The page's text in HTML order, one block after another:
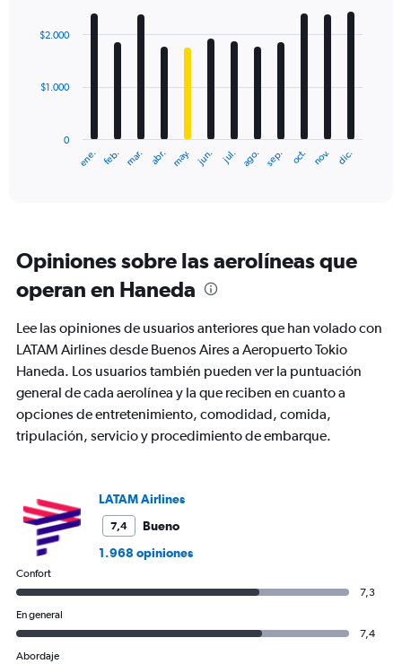
with
12
The
categories.
chart
1
Y
axis
values.
Range:
0
ene. feb. mar. abr. may. jun. jul. ago. sep. oct. nov. dic.
0
$1.000
$2.000
Opiniones sobre las aerolíneas que
operan en Haneda
Lee las opiniones de usuarios anteriores que han volado con
LATAM Airlines desde Buenos Aires a Aeropuerto Tokio
Haneda. Los usuarios también pueden ver la puntuación
general de cada aerolínea y la que reciben en cuanto a
opciones de entretenimiento, comodidad, comida,
tripulación, servicio y procedimiento de embarque.
LATAM Airlines
7,4
Bueno
1.968 opiniones
Confort
7,3
En general
7,4
Abordaje